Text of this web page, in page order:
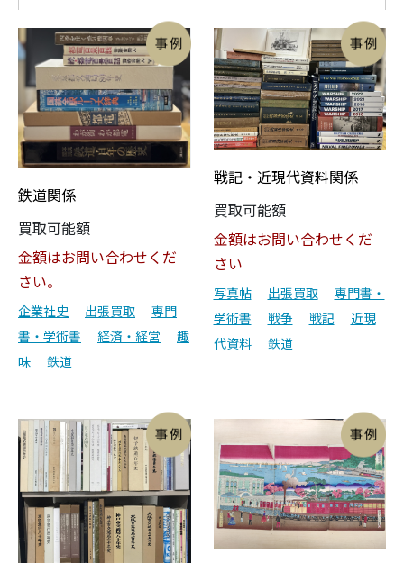
鉄道関係
買取可能額
金額はお問い合わせくだ
さい。
企業社史 出張買取
専門
書・学術書
経済・経営
趣
味
鉄道
戦記・近現代資料関係
買取可能額
金額はお問い合わせくだ
さい
写真帖 出張買取
専門書・
学術書
戦争 戦記
近現
代資料
鉄道